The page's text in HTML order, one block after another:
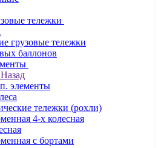
тележки
грузовые тележки
баллонов
Назад
элементы
тележки (рохли)
4-х колесная
с бортами